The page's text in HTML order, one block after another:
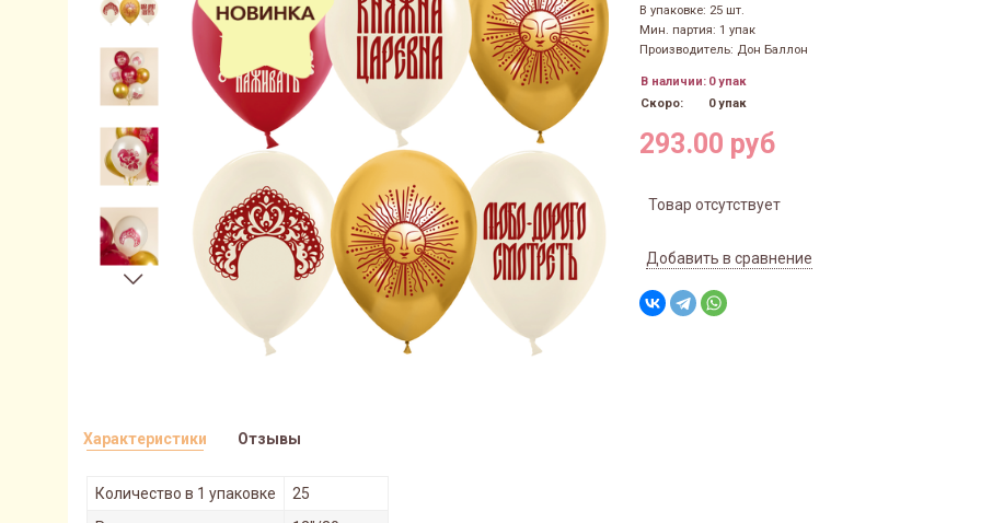
В упаковке: 25 шт.
Мин. партия: 1 упак
Производитель: Дон Баллон
В наличии: 0 упак
Скоро:
0 упак
293.00 руб
Товар отсутствует
Добавить в сравнение
Характеристики
Количество в 1 упаковке
25
Отзывы